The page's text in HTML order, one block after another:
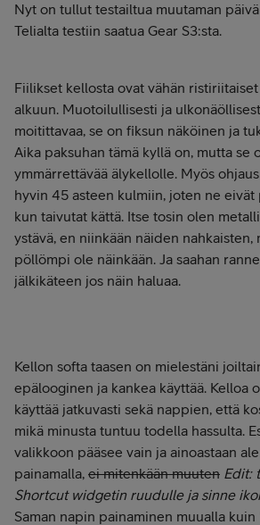
Nyt on tullut testailtua muutaman
Telialta testiin saatua Gear S3:sta.
Fiilikset kellosta ovat vähän
alkuun. Muotoilullisesti ja
moitittavaa, se on fiksun näköinen ja
Aika paksuhan tämä kyllä on, mutta se
ymmärrettävää älykellolle. Myös
hyvin 45 asteen kulmiin, joten ne eivät
kun taivutat kättä. Itse tosin olen
ystävä, en niinkään näiden nahkaisten,
pöllömpi ole näinkään. Ja saahan
jälkikäteen jos näin haluaa.
Kellon softa taasen on mielestäni
epälooginen ja kankea käyttää. Kelloa
käyttää jatkuvasti sekä nappien, että
mikä minusta tuntuu todella hassulta.
valikkoon pääsee vain ja ainoastaan
painamalla, ei mitenkään muuten Edit:
Shortcut widgetin ruudulle ja sinne
Saman napin painaminen muualla